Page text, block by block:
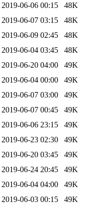
2019-06-06 00:15
48K
2019-06-07 03:15
48K
2019-06-09 02:45
48K
2019-06-04 03:45
48K
2019-06-20 04:00
49K
2019-06-04 00:00
49K
2019-06-07 03:00
49K
2019-06-07 00:45
49K
2019-06-06 23:15
49K
2019-06-23 02:30
49K
2019-06-20 03:45
49K
2019-06-24 20:45
49K
2019-06-04 04:00
49K
2019-06-03 00:15
49K